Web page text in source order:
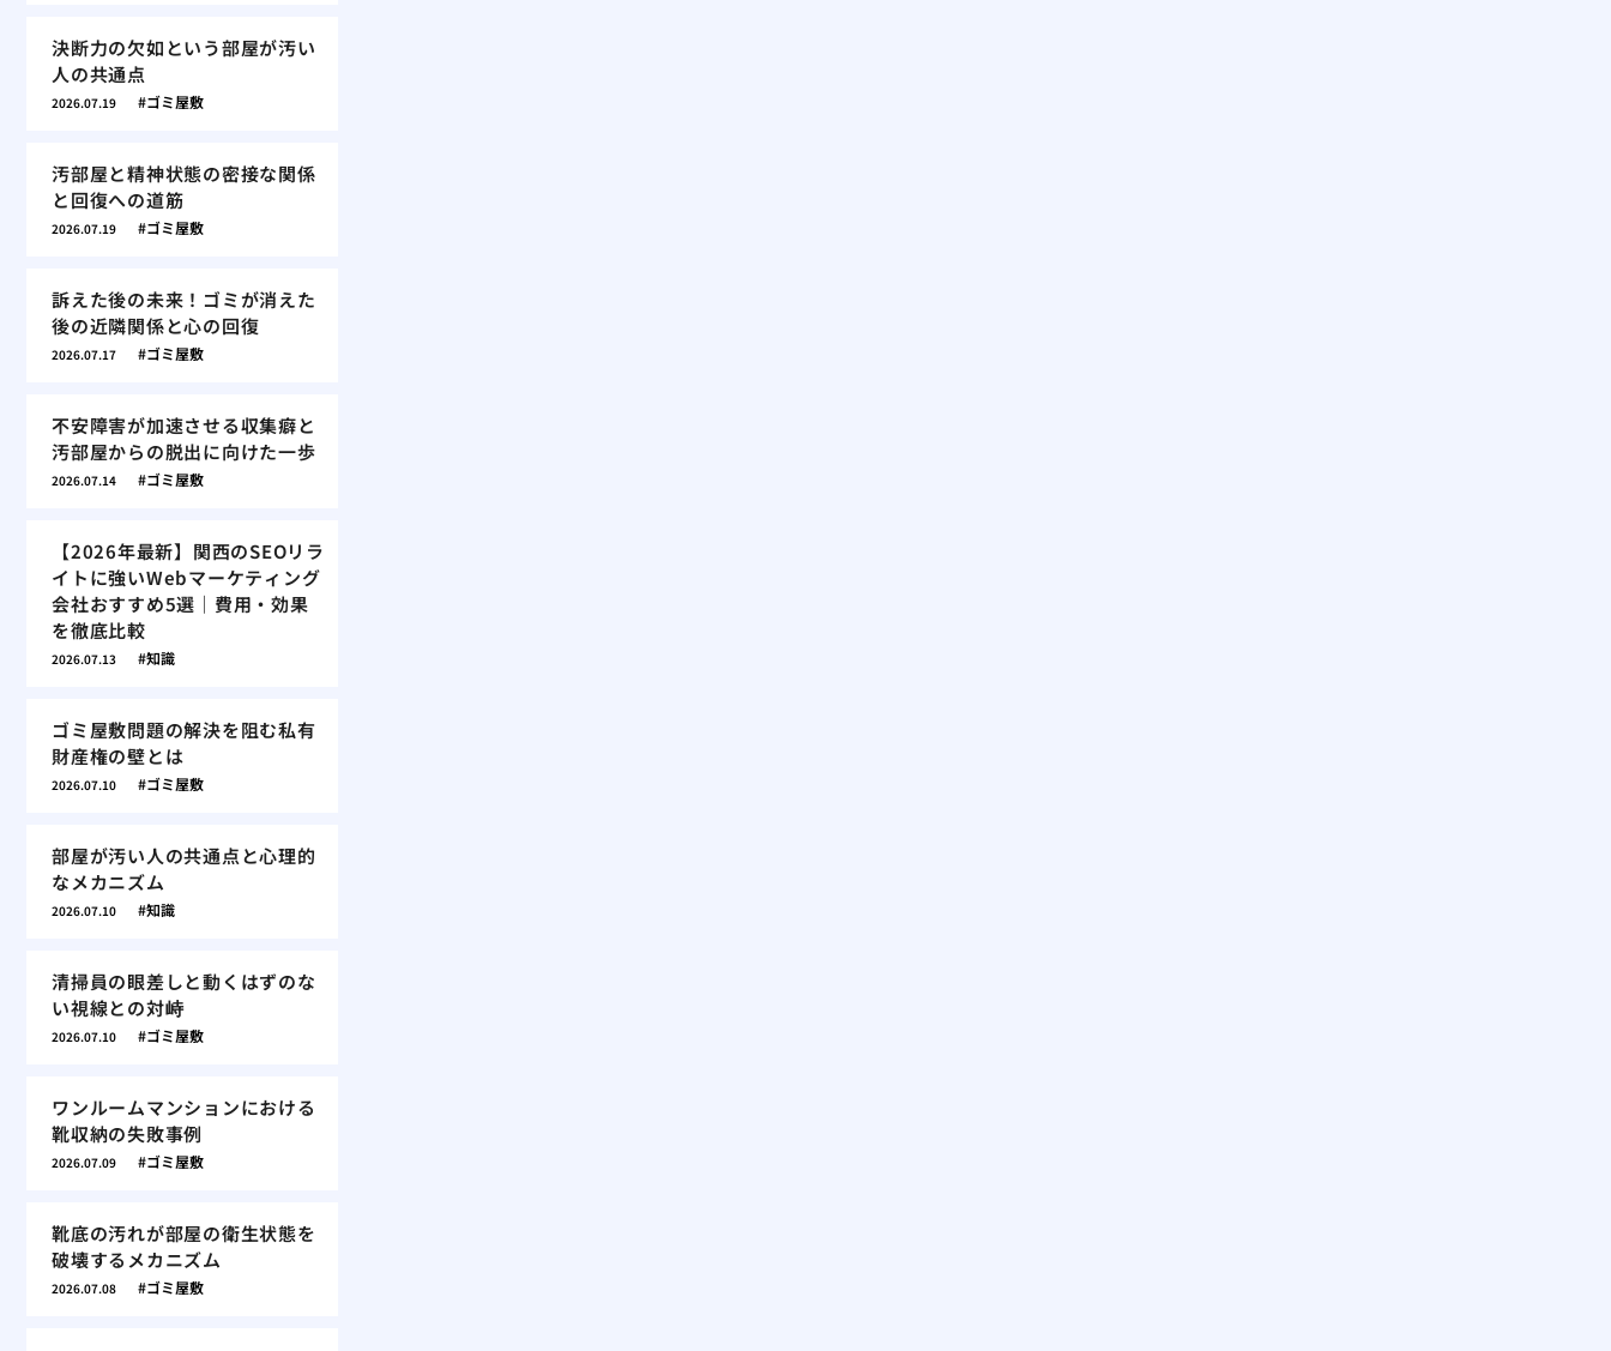
決断力の欠如という部屋が汚い
人の共通点
2026.07.19 ゴミ屋敷
汚部屋と精神状態の密接な関係
と回復への道筋
2026.07.19 ゴミ屋敷
訴えた後の未来！ゴミが消えた
後の近隣関係と心の回復
2026.07.17 ゴミ屋敷
不安障害が加速させる収集癖と
汚部屋からの脱出に向けた一歩
2026.07.14 ゴミ屋敷
【2026年最新】関西のSEOリラ
イトに強いWebマーケティング
会社おすすめ5選｜費用・効果
を徹底比較
2026.07.13 知識
ゴミ屋敷問題の解決を阻む私有
財産権の壁とは
2026.07.10 ゴミ屋敷
部屋が汚い人の共通点と心理的
なメカニズム
2026.07.10 知識
清掃員の眼差しと動くはずのな
い視線との対峙
2026.07.10 ゴミ屋敷
ワンルームマンションにおける
靴収納の失敗事例
2026.07.09 ゴミ屋敷
靴底の汚れが部屋の衛生状態を
破壊するメカニズム
2026.07.08 ゴミ屋敷